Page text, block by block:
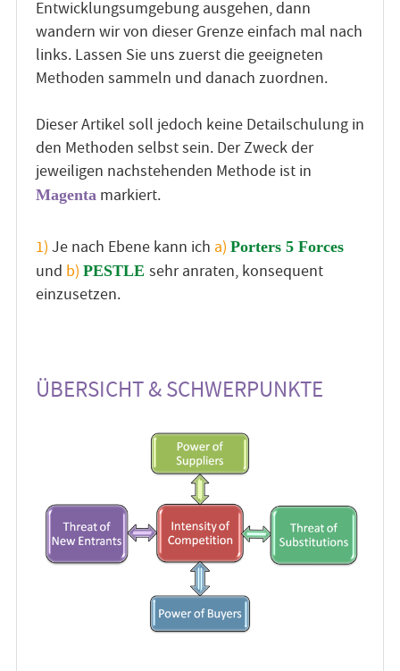
Entwicklungsumgebung ausgehen, dann
wandern wir von dieser Grenze einfach mal nach
links. Lassen Sie uns zuerst die geeigneten
Methoden sammeln und danach zuordnen.
Dieser Artikel soll jedoch keine Detailschulung in
den Methoden selbst sein. Der Zweck der
jeweiligen nachstehenden Methode ist in
Magentamarkiert.
1) Je nach Ebene kann ich a) Porters 5 Forces
und b) PESTLE sehr anraten, konsequent
einzusetzen.
ÜBERSICHT & SCHWERPUNKTE